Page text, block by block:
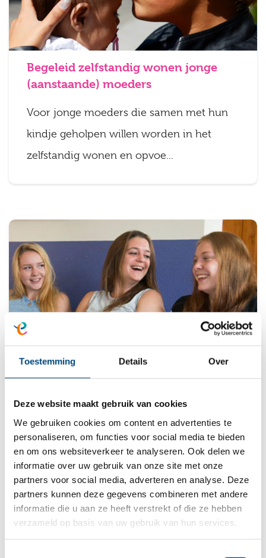
Toestemming Details Over
Deze website maakt gebruik van cookies
We gebruiken cookies om content en advertenties te
personaliseren, om functies voor social media te bieden
en om ons websiteverkeer te analyseren. Ook delen we
informatie over uw gebruik van onze site met onze
partners voor social media, adverteren en analyse. Deze
partners kunnen deze gegevens combineren met andere
informatie die u aan ze heeft verstrekt of die ze hebben
verzameld op basis van uw gebruik van hun services.
Begeleid zelfstandig wonen jonge
(aanstaande) moeders
Voor jonge moeders die samen met hun
kindje geholpen willen worden in het
zelfstandig wonen en opvoe...
Woongroep
gewoon huis.